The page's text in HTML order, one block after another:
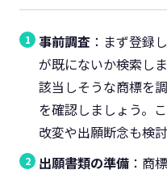
事前調査 ：まず登録
が既にないか検索し
該当しそうな商標を
を確認しましょう。
改変や出願断念も検討
出願書類の準備 ：商